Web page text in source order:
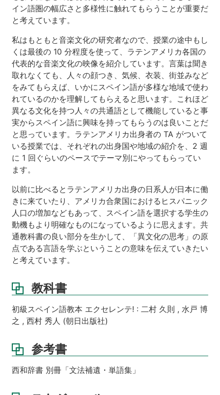
イン語圏の幅広さと多様性に触れてもらうことが重要だ
と考えています。
私はもともと音楽文化の研究者なので、授業の途中もし
くは最後の 10 分程度を使って、ラテンアメリカ各国の
代表的な音楽文化の映像を紹介しています。言葉は聞き
取れなくても、人々の顔つき、気候、衣装、街並みなど
をみてもらえば、いかにスペイン語が多様な地域で使わ
れているのかを理解してもらえると思います。これほど
異なる文化を持つ人々の共通語として機能していると事
実からスペイン語に興味を持ってもらうのは良いことだ
と思っています。ラテンアメリカ出身者の TA がついて
いる授業では、それぞれの出身国や地域の紹介を、2 週
に 1 回ぐらいのペースでテーマ別にやってもらってい
ます。
以前に比べるとラテンアメリカ出身の日系人が日本に働
きに来ていたり、アメリカ合衆国におけるヒスパニック
人口の増加などもあって、スペイン語を選択する学生の
動機もより明確なものになっているように思えます。共
通教科書の良い部分を生かして、「異文化の思考」の原
点である言語を学ぶということの意味を伝えていきたい
と考えています。
教科書
初級スペイン語教本 エクセレンテ! : 二村 久則 , 水戸 博
之 , 西村 秀人 (朝日出版社)
参考書
西和辞書 別冊「文法補遺・単語集」